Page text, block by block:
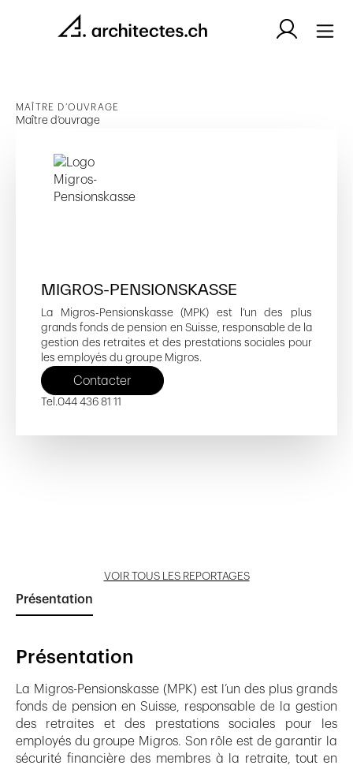
MAÎTRE D’OUVRAGE
Maître d’ouvrage
MIGROS-PENSIONSKASSE
La Migros-Pensionskasse (MPK) est l’un des plus
grands fonds de pension en Suisse, responsable de la
gestion des retraites et des prestations sociales pour
les employés du groupe Migros.
Contacter
Tel.044 436 81 11
VOIR TOUS LES REPORTAGES
Présentation
Présentation
La Migros-Pensionskasse (MPK) est l’un des plus grands
fonds de pension en Suisse, responsable de la gestion
des retraites et des prestations sociales pour les
employés du groupe Migros. Son rôle est de garantir la
sécurité financière des membres à la retraite, tout en